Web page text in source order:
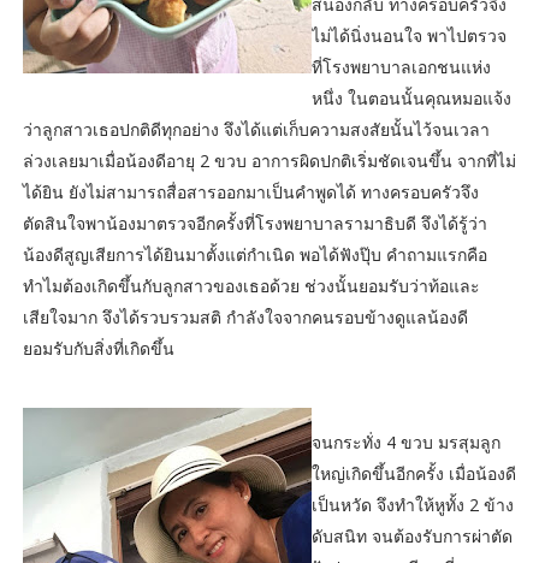
ไม่ได้นิ่งนอนใจ พาไปตรวจ
ที่โรงพยาบาลเอกชนแห่ง
หนึ่ง ในตอนนั้นคุณหมอแจ้ง
ว่าลูกสาวเธอปกติดีทุกอย่าง จึงได้แต่เก็บความสงสัยนั้นไว้จนเวลา
ล่วงเลยมาเมื่อน้องดีอายุ 2 ขวบ อาการผิดปกติเริ่มชัดเจนขึ้น จากที่ไม่
ได้ยิน ยังไม่สามารถสื่อสารออกมาเป็นคำพูดได้ ทางครอบครัวจึง
ตัดสินใจพาน้องมาตรวจอีกครั้งที่โรงพยาบาลรามาธิบดี จึงได้รู้ว่า
น้องดีสูญเสียการได้ยินมาตั้งแต่กำเนิด พอได้ฟังปุ๊บ คำถามแรกคือ
ทำไมต้องเกิดขึ้นกับลูกสาวของเธอด้วย ช่วงนั้นยอมรับว่าท้อและ
เสียใจมาก จึงได้รวบรวมสติ กำลังใจจากคนรอบข้างดูแลน้องดี
ยอมรับกับสิ่งที่เกิดขึ้น
จนกระทั่ง 4 ขวบ มรสุมลูก
ใหญ่เกิดขึ้นอีกครั้ง เมื่อน้องดี
เป็นหวัด จึงทำให้หูทั้ง 2 ข้าง
ดับสนิท จนต้องรับการผ่าตัด